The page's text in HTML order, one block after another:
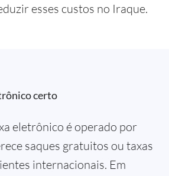
esses custos no Iraque.
certo
eletrônico é operado por
saques gratuitos ou taxas
internacionais. Em